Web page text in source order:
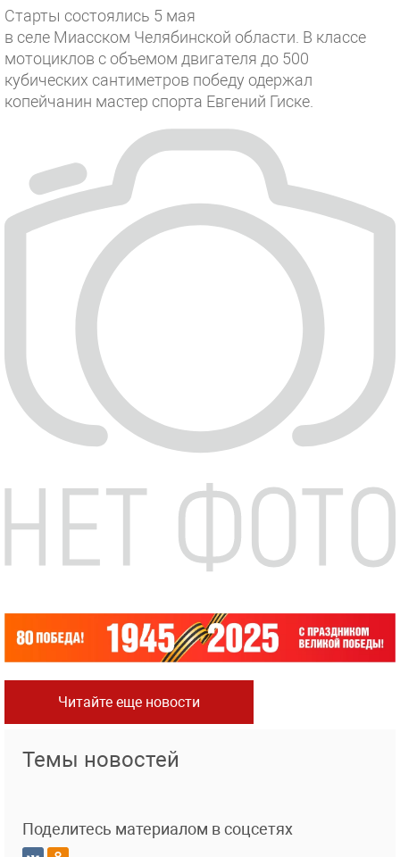
Старты состоялись 5 мая
в селе Миасском Челябинской области. В классе
мотоциклов с объемом двигателя до 500
кубических сантиметров победу одержал
копейчанин мастер спорта Евгений Гиске.
Читайте еще новости
Темы новостей
Поделитесь материалом в соцсетях